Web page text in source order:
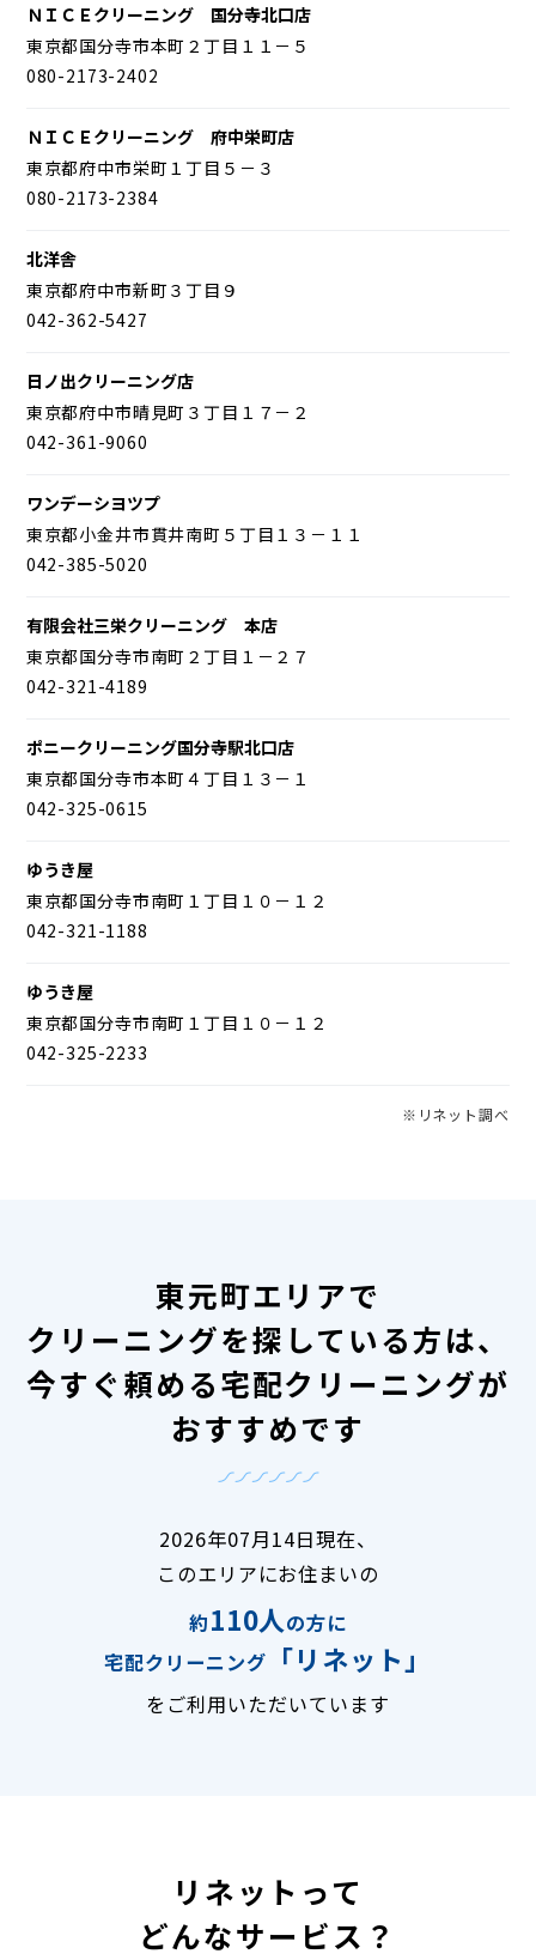
ＮＩＣＥクリーニング 国分寺北口店
東京都国分寺市本町２丁目１１－５
080-2173-2402
ＮＩＣＥクリーニング 府中栄町店
東京都府中市栄町１丁目５－３
080-2173-2384
北洋舎
東京都府中市新町３丁目９
042-362-5427
日ノ出クリーニング店
東京都府中市晴見町３丁目１７－２
042-361-9060
ワンデーシヨツプ
東京都小金井市貫井南町５丁目１３－１１
042-385-5020
有限会社三栄クリーニング 本店
東京都国分寺市南町２丁目１－２７
042-321-4189
ポニークリーニング国分寺駅北口店
東京都国分寺市本町４丁目１３－１
042-325-0615
ゆうき屋
東京都国分寺市南町１丁目１０－１２
042-321-1188
ゆうき屋
東京都国分寺市南町１丁目１０－１２
042-325-2233
※リネット調べ
東元町エリアで
クリーニングを探している方は、
今すぐ頼める宅配クリーニングが
おすすめです
2026年07月14日現在、
このエリアにお住まいの
約110人の方に
宅配クリーニング
「リネット」
をご利用いただいています
リネットって
どんなサービス？